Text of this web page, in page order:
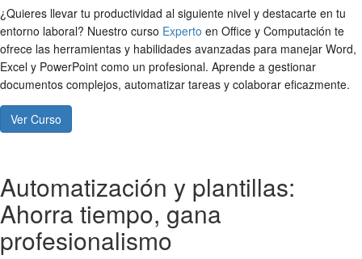
¿Quieres llevar tu productividad al siguiente nivel y destacarte en tu
entorno laboral? Nuestro curso Experto en Office y Computación te
ofrece las herramientas y habilidades avanzadas para manejar Word,
Excel y PowerPoint como un profesional. Aprende a gestionar
documentos complejos, automatizar tareas y colaborar eficazmente.
Ver Curso
Automatización y plantillas:
Ahorra tiempo, gana
profesionalismo